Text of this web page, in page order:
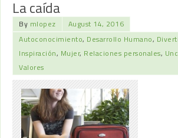
La caída
By mlopez
August 14, 2016
Autoconocimiento, Desarrollo Humano,
Inspiración, Mujer, Relaciones personales,
Valores